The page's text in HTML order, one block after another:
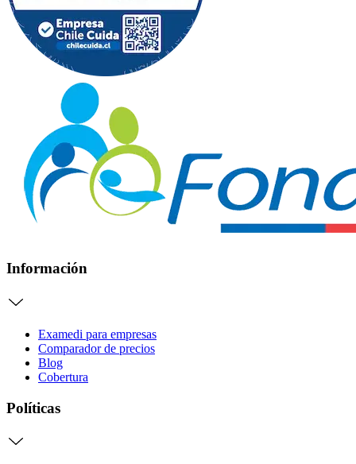
Información
Examedi para empresas
Comparador de precios
Blog
Cobertura
Políticas